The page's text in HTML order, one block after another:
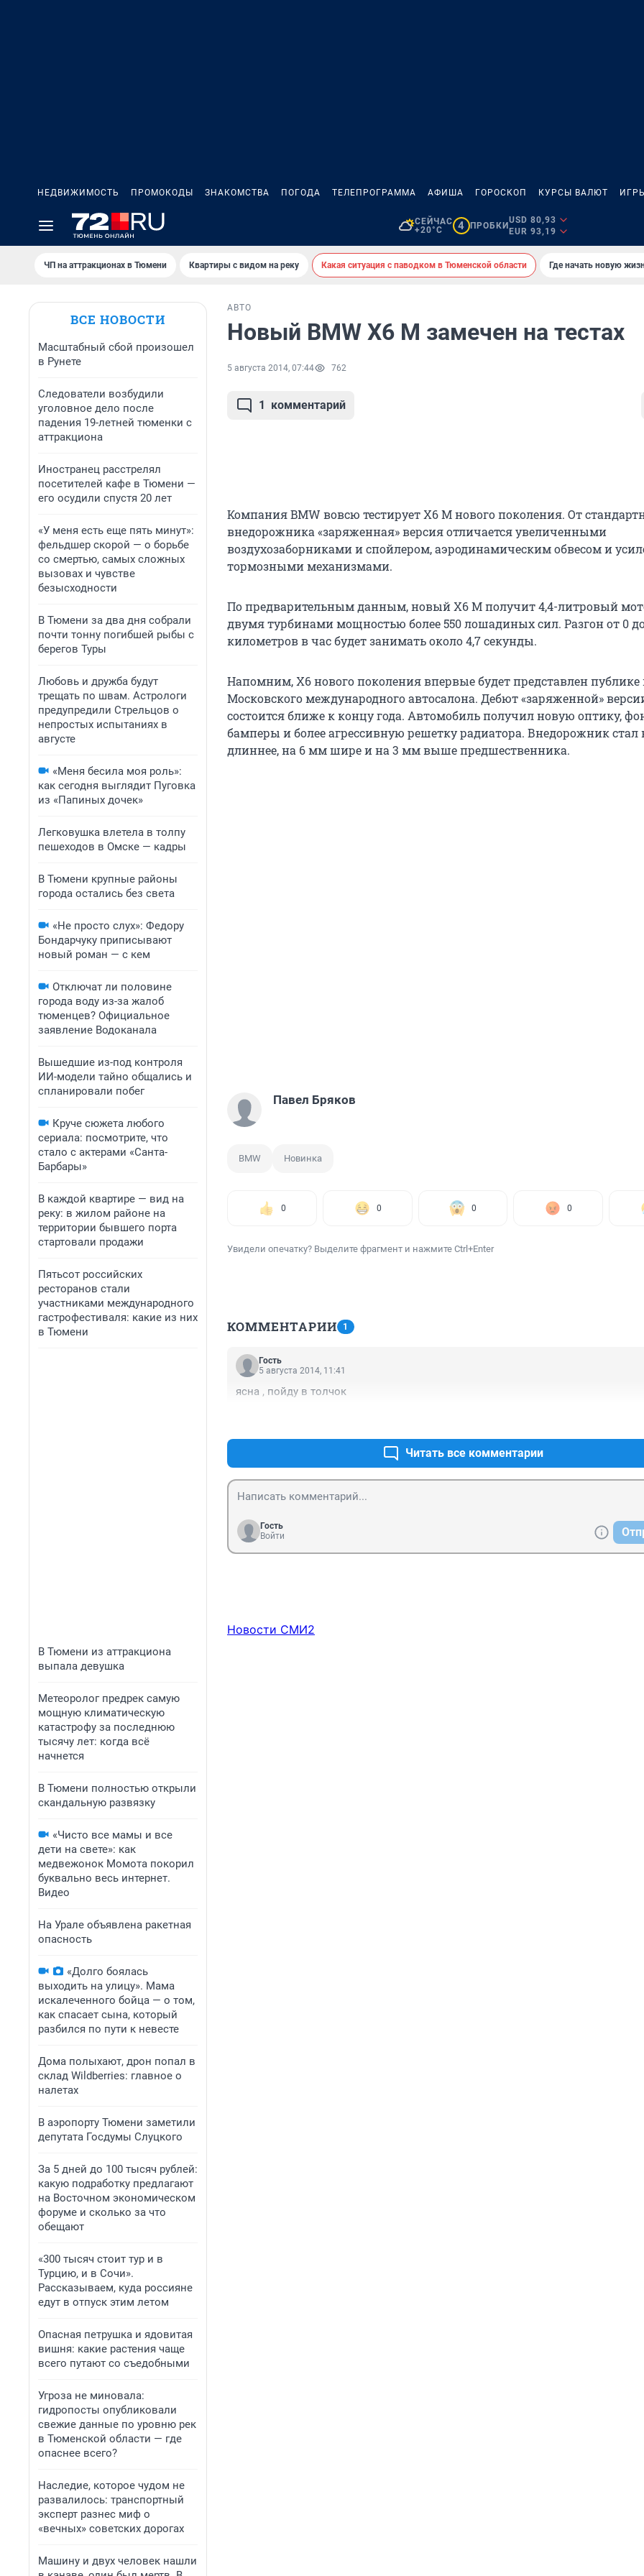
НЕДВИЖИМОСТЬ ПРОМОКОДЫ ЗНАКОМСТВА ПОГОДА ТЕЛЕПРОГРАММА АФИША ГОРОСКОП КУРСЫ ВАЛЮТ
СЕЙЧАС
+20°C
4 ПРОБКИ
USD 80,93
EUR 93,19
ЧП на аттракционах в Тюмени Квартиры с видом на реку Какая ситуация с паводком в Тюменской области Где начать новую
ВСЕ НОВОСТИ
Масштабный сбой произошел
в Рунете
Следователи возбудили
уголовное дело после
падения 19-летней тюменки с
аттракциона
Иностранец расстрелял
посетителей кафе в Тюмени —
его осудили спустя 20 лет
«У меня есть еще пять минут»:
фельдшер скорой — о борьбе
со смертью, самых сложных
вызовах и чувстве
безысходности
В Тюмени за два дня собрали
почти тонну погибшей рыбы с
берегов Туры
Любовь и дружба будут
трещать по швам. Астрологи
предупредили Стрельцов о
непростых испытаниях в
августе
«Меня бесила моя роль»:
как сегодня выглядит Пуговка
из «Папиных дочек»
Легковушка влетела в толпу
пешеходов в Омске — кадры
В Тюмени крупные районы
города остались без света
«Не просто слух»: Федору
Бондарчуку приписывают
новый роман — с кем
Отключат ли половине
города воду из-за жалоб
тюменцев? Официальное
заявление Водоканала
Вышедшие из-под контроля
ИИ-модели тайно общались и
спланировали побег
Круче сюжета любого
сериала: посмотрите, что
стало с актерами «Санта-
Барбары»
В каждой квартире — вид на
реку: в жилом районе на
территории бывшего порта
стартовали продажи
Пятьсот российских
ресторанов стали
участниками международного
гастрофестиваля: какие из них
в Тюмени
В Тюмени из аттракциона
выпала девушка
Метеоролог предрек самую
мощную климатическую
катастрофу за последнюю
тысячу лет: когда всё
начнется
В Тюмени полностью открыли
скандальную развязку
«Чисто все мамы и все
дети на свете»: как
медвежонок Момота покорил
буквально весь интернет.
Видео
На Урале объявлена ракетная
опасность
«Долго боялась
выходить на улицу». Мама
искалеченного бойца — о том,
как спасает сына, который
разбился по пути к невесте
Дома полыхают, дрон попал в
склад Wildberries: главное о
налетах
В аэропорту Тюмени заметили
депутата Госдумы Слуцкого
За 5 дней до 100 тысяч рублей:
какую подработку предлагают
на Восточном экономическом
форуме и сколько за что
обещают
«300 тысяч стоит тур и в
Турцию, и в Сочи».
Рассказываем, куда россияне
едут в отпуск этим летом
Опасная петрушка и ядовитая
вишня: какие растения чаще
всего путают со съедобными
Угроза не миновала:
гидропосты опубликовали
свежие данные по уровню рек
в Тюменской области — где
опаснее всего?
Наследие, которое чудом не
развалилось: транспортный
эксперт разнес миф о
«вечных» советских дорогах
Машину и двух человек нашли
АВТО
Новый BMW X6 M замечен на тестах
5 августа 2014, 07:44 762
1 комментарий
Компания BMW вовсю тестирует X6 M нового поколения. От
внедорожника «заряженная» версия отличается увеличенными
воздухозаборниками и спойлером, аэродинамическим обвесом и
тормозными механизмами.
По предварительным данным, новый X6 M получит 4,4-литровый
двумя турбинами мощностью более 550 лошадиных сил. Разгон от 0
километров в час будет занимать около 4,7 секунды.
Напомним, Х6 нового поколения впервые будет представлен публике
Московского международного автосалона. Дебют «заряженной»
состоится ближе к концу года. Автомобиль получил новую оптику,
бамперы и более агрессивную решетку радиатора. Внедорожник стал
длиннее, на 6 мм шире и на 3 мм выше предшественника.
Павел Бряков
BMW Новинка
0 0 0 0
Увидели опечатку? Выделите фрагмент и нажмите Ctrl+Enter
КОММЕНТАРИИ 1
Гость
5 августа 2014, 11:41
ясна , пойду в толчок
Читать все комментарии
Гость
Войти
Новости СМИ2